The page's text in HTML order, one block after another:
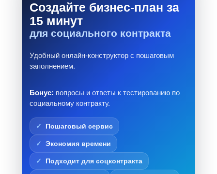
Создайте бизнес-план за
15 минут
для социального контракта
Удобный онлайн-конструктор с пошаговым
заполнением.
Бонус: вопросы и ответы к тестированию по
социальному контракту.
Пошаговый сервис
Экономия времени
Подходит для соцконтракта